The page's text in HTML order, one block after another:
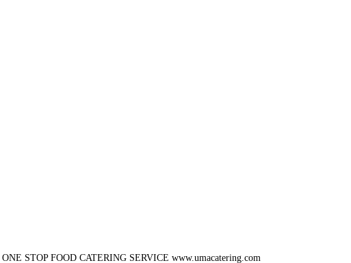
ONE STOP FOOD CATERING SERVICE www.umacatering.com